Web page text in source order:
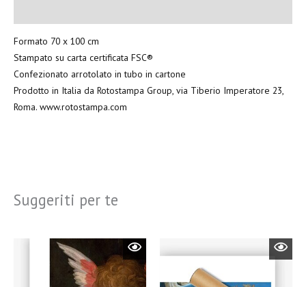
Formato 70 x 100 cm
Stampato su carta certificata FSC®
Confezionato arrotolato in tubo in cartone
Prodotto in Italia da Rotostampa Group, via Tiberio Imperatore 23,
Roma. www.rotostampa.com
Suggeriti per te